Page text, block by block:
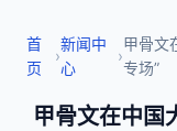
首
页
›
新闻中
心
›
甲骨文
专场”
甲骨文在中国